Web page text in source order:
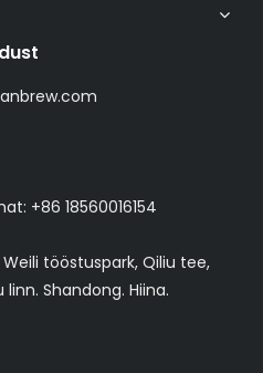
+86 18560016154
tööstuspark, Qiliu tee,
Shandong. Hiina.